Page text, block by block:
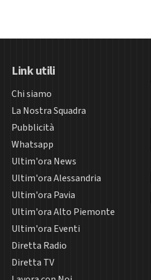
Link utili
Chi siamo
La Nostra Squadra
Pubblicità
Whatsapp
Ultim'ora News
Ultim'ora Alessandria
Ultim'ora Pavia
Ultim'ora Alto Piemonte
Ultim'ora Eventi
Diretta Radio
Diretta TV